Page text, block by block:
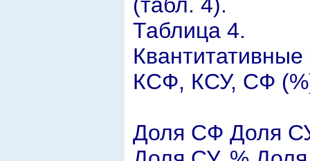
Таблица 4.
КСФ, КСУ, СФ
Доля СФ Доля